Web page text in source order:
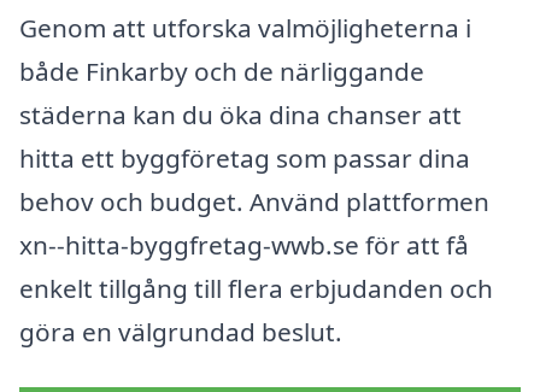
Genom att utforska valmöjligheterna i
både Finkarby och de närliggande
städerna kan du öka dina chanser att
hitta ett byggföretag som passar dina
behov och budget. Använd plattformen
xn--hitta-byggfretag-wwb.se för att få
enkelt tillgång till flera erbjudanden och
göra en välgrundad beslut.